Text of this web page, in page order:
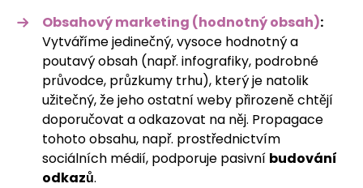
Obsahový marketing (hodnotný obsah):
Vytváříme jedinečný, vysoce hodnotný a
poutavý obsah (např. infografiky, podrobné
průvodce, průzkumy trhu), který je natolik
užitečný, že jeho ostatní weby přirozeně chtějí
doporučovat a odkazovat na něj. Propagace
tohoto obsahu, např. prostřednictvím
sociálních médií, podporuje pasivní budování
odkazů.